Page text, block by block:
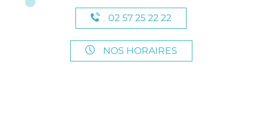
02 57 25 22 22
NOS HORAIRES